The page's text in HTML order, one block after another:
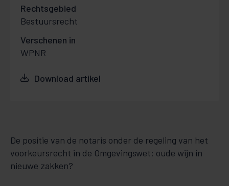
Rechtsgebied
Bestuursrecht
Verschenen in
WPNR
Download artikel
De positie van de notaris onder de regeling van het
voorkeursrecht in de Omgevingswet: oude wijn in
nieuwe zakken?